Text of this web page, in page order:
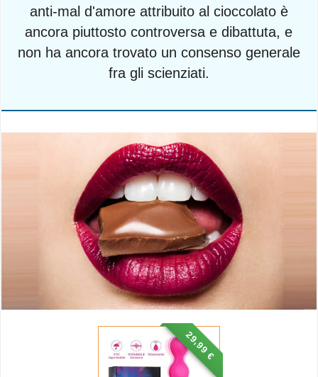
anti-mal d'amore attribuito al cioccolato è
ancora piuttosto controversa e dibattuta, e
non ha ancora trovato un consenso generale
fra gli scienziati.
29,99 €